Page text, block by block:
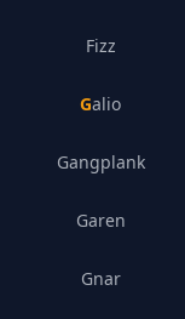
Fizz
Galio
Gangplank
Garen
Gnar